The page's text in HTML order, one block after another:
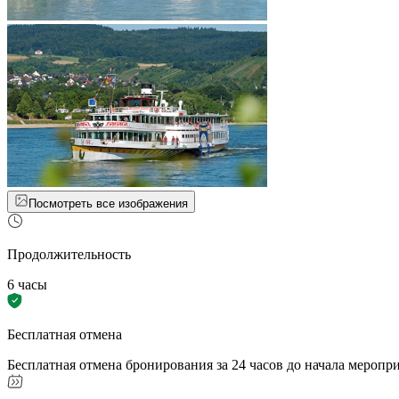
Посмотреть все изображения
Продолжительность
6 часы
Бесплатная отмена
Бесплатная отмена бронирования за 24 часов до начала